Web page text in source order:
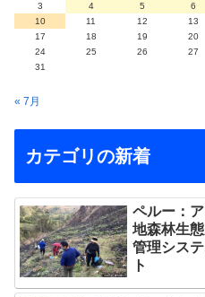
3 4 5 6
10
11 12 13
17
18 19 20
24
25 26 27
31
« 7月
カテゴリの新着
ペルー：
地森林生
管理シス
ト